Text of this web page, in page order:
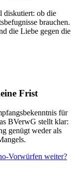
diskutiert: ob die
brauchen.
die Liebe gegen die
Frist
für
BVerwG stellt klar:
genügt weder als
Vorwürfen weiter?